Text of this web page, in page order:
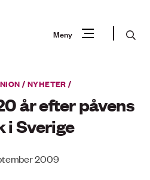
Meny Sök
/ NYHETER /
år efter påvens
i Sverige
2009